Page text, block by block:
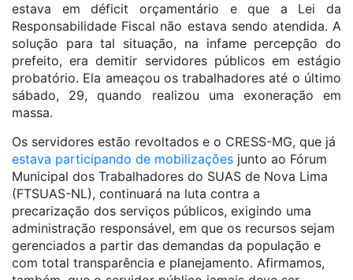
estava em déficit orçamentário e que a Lei da
Responsabilidade Fiscal não estava sendo atendida. A
solução para tal situação, na infame percepção do
prefeito, era demitir servidores públicos em estágio
probatório. Ela ameaçou os trabalhadores até o último
sábado, 29, quando realizou uma exoneração em
massa.
Os servidores estão revoltados e o CRESS-MG, que já
estava participando de mobilizações junto ao Fórum
Municipal dos Trabalhadores do SUAS de Nova Lima
(FTSUAS-NL), continuará na luta contra a
precarização dos serviços públicos, exigindo uma
administração responsável, em que os recursos sejam
gerenciados a partir das demandas da população e
com total transparência e planejamento. Afirmamos,